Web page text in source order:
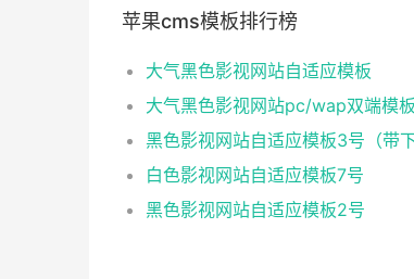
苹果cms模板排行榜
大气黑色影视网站自适应模板
大气黑色影视网站pc/wap双端模
黑色影视网站自适应模板3号（带下
白色影视网站自适应模板7号
黑色影视网站自适应模板2号